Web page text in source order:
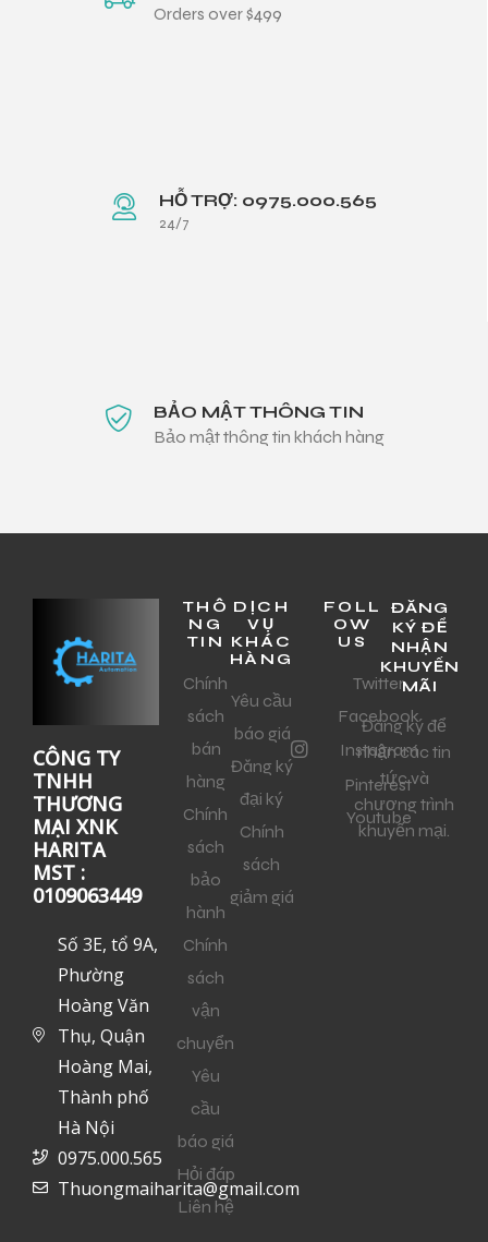
Orders over $499
HỖ TRỢ: 0975.000.565
24/7
BẢO MẬT THÔNG TIN
Bảo mật thông tin khách hàng
CÔNG TY
TNHH
THƯƠNG
MẠI XNK
HARITA
MST :
0109063449
Số 3E, tổ 9A,
Phường
Hoàng Văn
Thụ, Quận
Hoàng Mai,
Thành phố
Hà Nội
0975.000.565
Thuongmaiharita@gmail.com
THÔ
NG
TIN
Chính
sách
bán
hàng
Chính
sách
bảo
hành
Chính
sách
vận
chuyển
Yêu
cầu
báo giá
Hỏi đáp
Liên hệ
DỊCH
VỤ
KHÁC
HÀNG
Yêu cầu
báo giá
Đăng ký
đại ký
Chính
sách
giảm giá
FOLL
OW
US
Twitter
Facebook
Instagram
Pinterest
Youtube
ĐĂNG
KÝ ĐỂ
NHẬN
KHUYẾN
MÃI
Đăng ký để
nhận các tin
tức và
chương trình
khuyến mại.